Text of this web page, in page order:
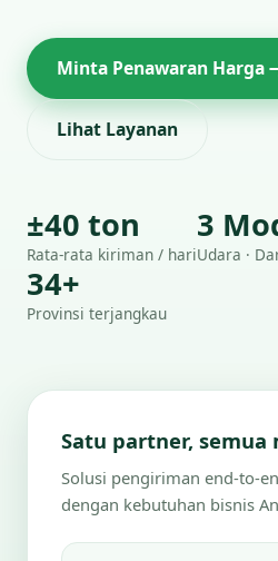
Minta Penawaran Harga
Lihat Layanan
±40 ton
Rata-rata kiriman / hari
3
Udara ·
34+
Provinsi terjangkau
Satu partner, semua
Solusi pengiriman end-to-
dengan kebutuhan bisnis